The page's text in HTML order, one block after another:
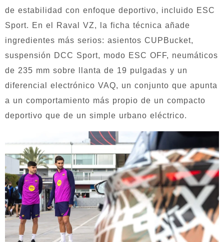
de estabilidad con enfoque deportivo, incluido ESC
Sport. En el Raval VZ, la ficha técnica añade
ingredientes más serios: asientos CUPBucket,
suspensión DCC Sport, modo ESC OFF, neumáticos
de 235 mm sobre llanta de 19 pulgadas y un
diferencial electrónico VAQ, un conjunto que apunta
a un comportamiento más propio de un compacto
deportivo que de un simple urbano eléctrico.